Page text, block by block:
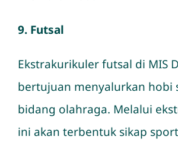
9. Futsal
Ekstrakurikuler futsal di MIS
bertujuan menyalurkan hobi
bidang olahraga. Melalui
ini akan terbentuk sikap